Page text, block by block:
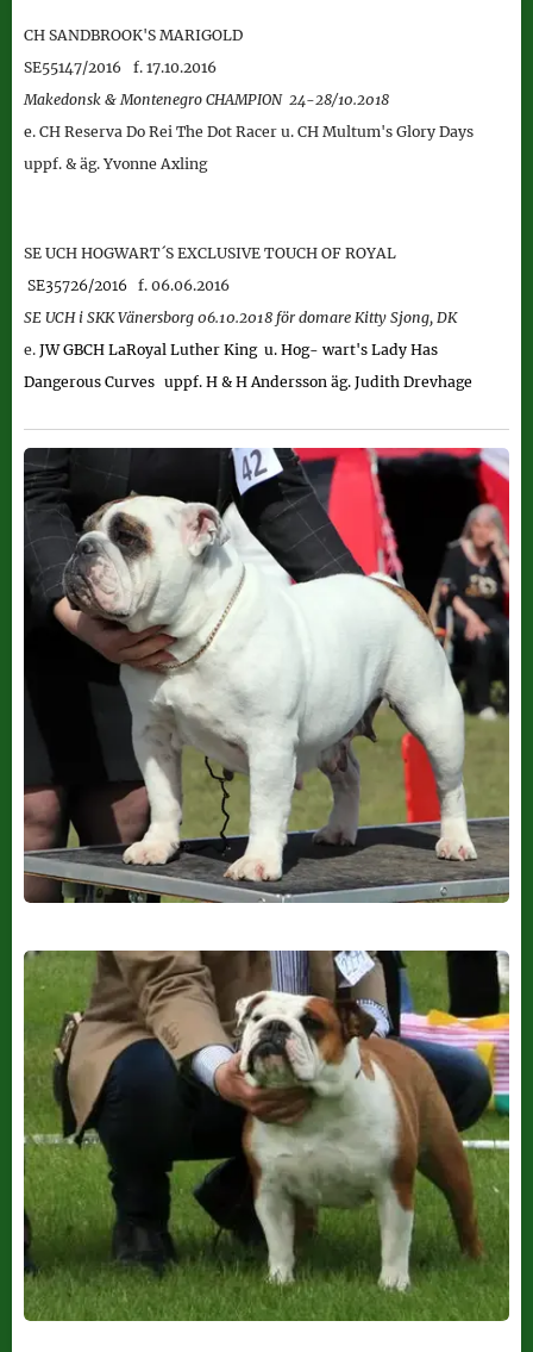
CH SANDBROOK'S MARIGOLD
SE55147/2016
f. 17.10.2016
Makedonsk & Montenegro CHAMPION 24-28/10.2018
e. CH Reserva Do Rei The Dot Racer u. CH Multum's Glory Days
uppf. & äg. Yvonne Axling
SE UCH HOGWART´S EXCLUSIVE TOUCH OF ROYAL
SE35726/2016 f. 06.06.2016
SE UCH i SKK Vänersborg 06.10.2018 för domare Kitty Sjong, DK
e. JW GBCH LaRoyal Luther King u. Hog- wart's Lady Has
Dangerous Curves uppf. H & H Andersson äg. Judith Drevhage